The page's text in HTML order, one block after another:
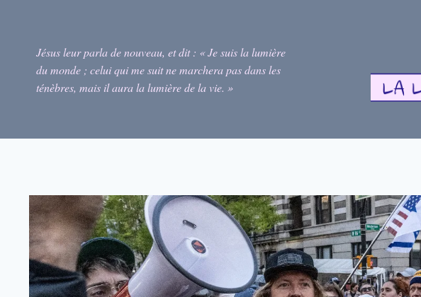
Jésus leur parla de nouveau, et dit : « Je suis la lumière
du monde ; celui qui me suit ne marchera pas dans les
ténèbres, mais il aura la lumière de la vie. »